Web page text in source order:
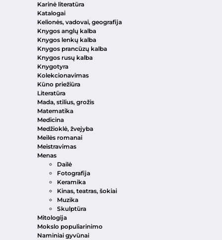
Karinė literatūra
Katalogai
Kelionės, vadovai, geografija
Knygos anglų kalba
Knygos lenkų kalba
Knygos prancūzų kalba
Knygos rusų kalba
Knygotyra
Kolekcionavimas
Kūno priežiūra
Literatūra
Mada, stilius, grožis
Matematika
Medicina
Medžioklė, žvejyba
Meilės romanai
Meistravimas
Menas
Dailė
Fotografija
Keramika
Kinas, teatras, šokiai
Muzika
Skulptūra
Mitologija
Mokslo populiarinimo
Naminiai gyvūnai